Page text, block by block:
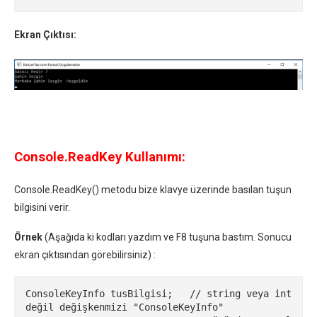
Ekran Çıktısı:
Console.ReadKey Kullanımı:
Console.ReadKey() metodu bize klavye üzerinde basılan tuşun
bilgisini verir.
Örnek(Aşağıda ki kodları yazdım ve F8 tuşuna bastım. Sonucu
ekran çıktısından görebilirsiniz) :
ConsoleKeyInfo tusBilgisi;   // string veya int
değil değişkenmizi "ConsoleKeyInfo"